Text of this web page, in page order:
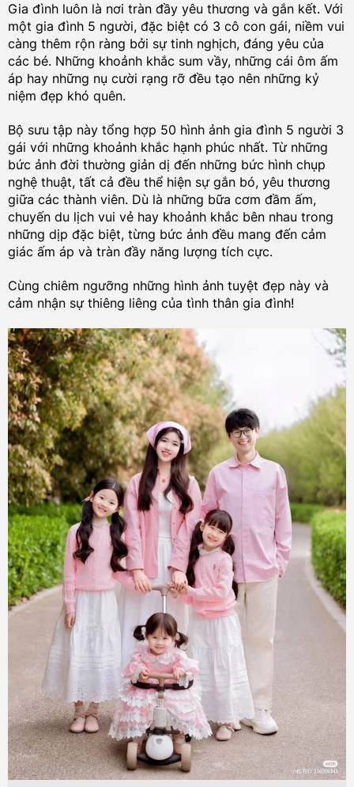
Gia đình luôn là nơi tràn đầy yêu thương và gắn kết. Với
một gia đình 5 người, đặc biệt có 3 cô con gái, niềm vui
càng thêm rộn ràng bởi sự tinh nghịch, đáng yêu của
các bé. Những khoảnh khắc sum vầy, những cái ôm ấm
áp hay những nụ cười rạng rỡ đều tạo nên những kỷ
niệm đẹp khó quên.
Bộ sưu tập này tổng hợp 50 hình ảnh gia đình 5 người 3
gái với những khoảnh khắc hạnh phúc nhất. Từ những
bức ảnh đời thường giản dị đến những bức hình chụp
nghệ thuật, tất cả đều thể hiện sự gắn bó, yêu thương
giữa các thành viên. Dù là những bữa cơm đầm ấm,
chuyến du lịch vui vẻ hay khoảnh khắc bên nhau trong
những dịp đặc biệt, từng bức ảnh đều mang đến cảm
giác ấm áp và tràn đầy năng lượng tích cực.
Cùng chiêm ngưỡng những hình ảnh tuyệt đẹp này và
cảm nhận sự thiêng liêng của tình thân gia đình!